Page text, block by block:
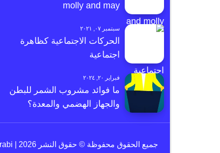
molly and may
سبتمبر ٠٧, ٢٠٢١
الحركات الاجتماعية كظاهرة
اجتماعية
فبراير ٢٠, ٢٠٢٤
ما فوائد مشروب الشمر للبطن
والجهاز الهضمي والمعدة؟
جميع الحقوق محفوظة © حقوق النشر 2026 | e3arabi